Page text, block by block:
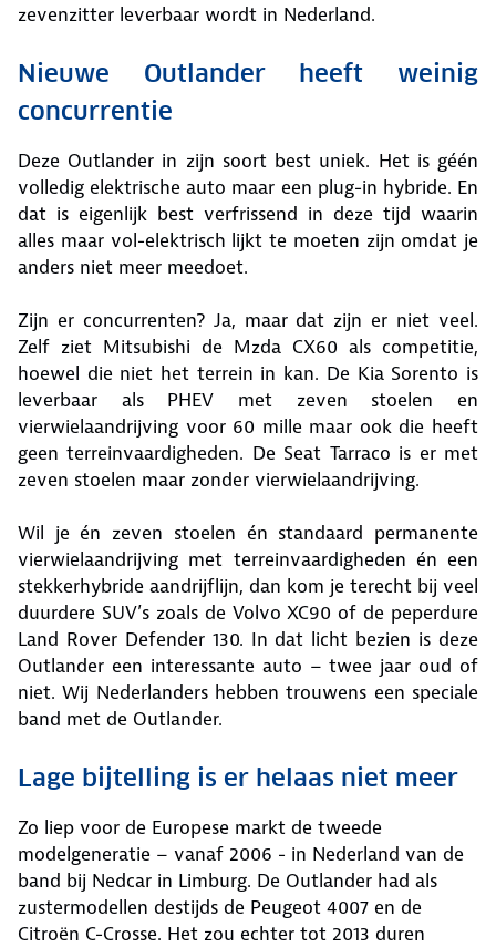
zevenzitter leverbaar wordt in Nederland.
Nieuwe Outlander heeft weinig
concurrentie
Deze Outlander in zijn soort best uniek. Het is géén
volledig elektrische auto maar een plug-in hybride. En
dat is eigenlijk best verfrissend in deze tijd waarin
alles maar vol-elektrisch lijkt te moeten zijn omdat je
anders niet meer meedoet.
Zijn er concurrenten? Ja, maar dat zijn er niet veel.
Zelf ziet Mitsubishi de Mzda CX60 als competitie,
hoewel die niet het terrein in kan. De Kia Sorento is
leverbaar als PHEV met zeven stoelen en
vierwielaandrijving voor 60 mille maar ook die heeft
geen terreinvaardigheden. De Seat Tarraco is er met
zeven stoelen maar zonder vierwielaandrijving.
Wil je én zeven stoelen én standaard permanente
vierwielaandrijving met terreinvaardigheden én een
stekkerhybride aandrijflijn, dan kom je terecht bij veel
duurdere SUV’s zoals de Volvo XC90 of de peperdure
Land Rover Defender 130. In dat licht bezien is deze
Outlander een interessante auto – twee jaar oud of
niet. Wij Nederlanders hebben trouwens een speciale
band met de Outlander.
Lage bijtelling is er helaas niet meer
Zo liep voor de Europese markt de tweede
modelgeneratie – vanaf 2006 - in Nederland van de
band bij Nedcar in Limburg. De Outlander had als
zustermodellen destijds de Peugeot 4007 en de
Citroën C-Crosse. Het zou echter tot 2013 duren